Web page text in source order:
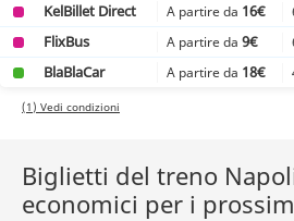
KelBillet Direct A partire da 16€
FlixBus A partire da 9€
BlaBlaCar A partire da 18€
(1) Vedi condizioni
Biglietti del treno
economici per i